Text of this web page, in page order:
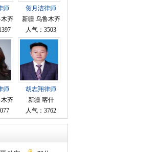
师
齐
贺月洁律师
新疆 乌鲁木齐
人气：3503
师
齐
胡志翔律师
新疆 喀什
人气：3762